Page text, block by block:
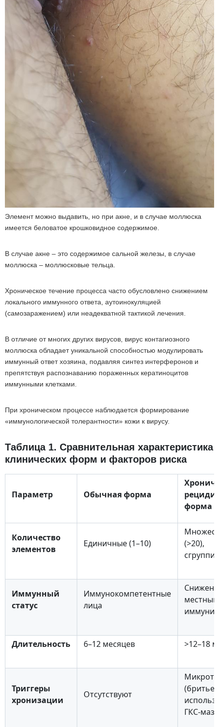
Элемент можно выдавить, но при акне, и в случае моллюска
имеется беловатое крошковидное содержимое.
В случае акне – это содержимое сальной железы, в случае
моллюска – моллюсковые тельца.
Хроническое течение процесса часто обусловлено снижением
локального иммунного ответа, аутоинокуляцией
(самозаражением) или неадекватной тактикой лечения.
В отличие от многих других вирусов, вирус контагиозного
моллюска обладает уникальной способностью модулировать
иммунный ответ хозяина, подавляя синтез интерферонов и
препятствуя распознаванию пораженных кератиноцитов
иммунными клетками.
При хроническом процессе наблюдается формирование
«иммунологической толерантности» кожи к вирусу.
Таблица 1. Сравнительная характеристика
клинических форм и факторов риска
Параметр Обычная форма
форма
Количество
элементов
Единичные (1–10)
(>20),
Иммунный
статус
Иммунокомпетентные
лица
местный
Длительность 6–12 месяцев >12–18
Триггеры
хронизации
Отсутствуют
(бритье),
ГКС-